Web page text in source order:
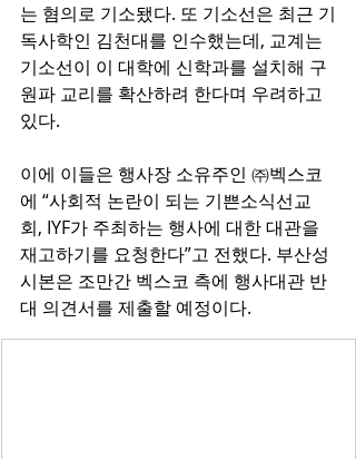
는 혐의로 기소됐다. 또 기소선은 최근 기
독사학인 김천대를 인수했는데, 교계는
기소선이 이 대학에 신학과를 설치해 구
원파 교리를 확산하려 한다며 우려하고
있다.
이에 이들은 행사장 소유주인 ㈜벡스코
에 “사회적 논란이 되는 기쁜소식선교
회, IYF가 주최하는 행사에 대한 대관을
재고하기를 요청한다”고 전했다. 부산성
시본은 조만간 벡스코 측에 행사대관 반
대 의견서를 제출할 예정이다.